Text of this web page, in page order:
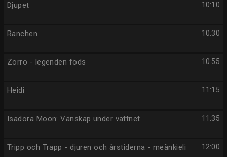
10:10
Djupet
10:30
Ranchen
10:55
Zorro - legenden föds
11:15
Heidi
11:35
Isadora Moon: Vänskap under vattnet
12:00
Tripp och Trapp - djuren och årstiderna - meänkieli